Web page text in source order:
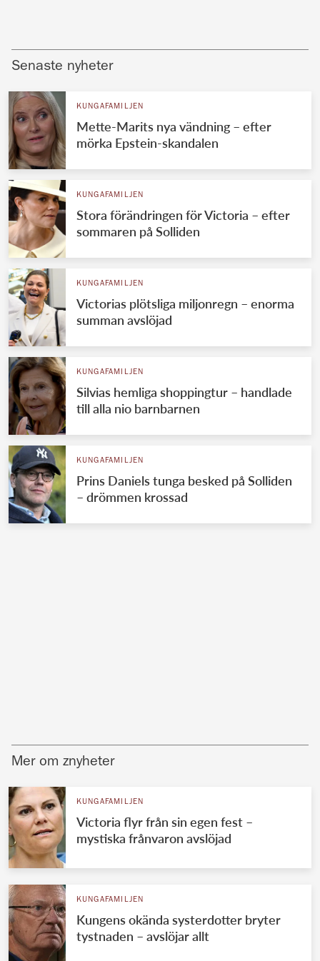
Senaste nyheter
KUNGAFAMILJEN
Mette-Marits nya vändning – efter
mörka Epstein-skandalen
KUNGAFAMILJEN
Stora förändringen för Victoria – efter
sommaren på Solliden
KUNGAFAMILJEN
Victorias plötsliga miljonregn – enorma
summan avslöjad
KUNGAFAMILJEN
Silvias hemliga shoppingtur – handlade
till alla nio barnbarnen
KUNGAFAMILJEN
Prins Daniels tunga besked på Solliden
– drömmen krossad
Mer om znyheter
KUNGAFAMILJEN
Victoria flyr från sin egen fest –
mystiska frånvaron avslöjad
KUNGAFAMILJEN
Kungens okända systerdotter bryter
tystnaden – avslöjar allt